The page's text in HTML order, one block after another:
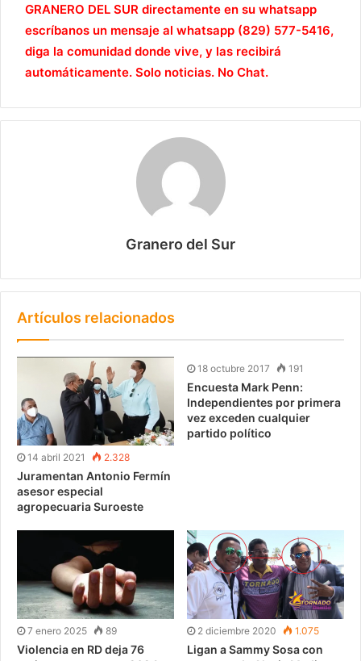
GRANERO DEL SUR directamente en su whatsapp
escríbanos un mensaje al whatsapp (829) 577-5416,
diga la comunidad donde vive, y las recibirá
automáticamente. Solo noticias. No Chat.
Granero del Sur
Artículos relacionados
14 abril 2021 2.328
Juramentan Antonio Fermín
asesor especial
agropecuaria Suroeste
18 octubre 2017 191
Encuesta Mark Penn:
Independientes por primera
vez exceden cualquier
partido político
7 enero 2025 89
Violencia en RD deja 76
2 diciembre 2020 1.075
Ligan a Sammy Sosa con